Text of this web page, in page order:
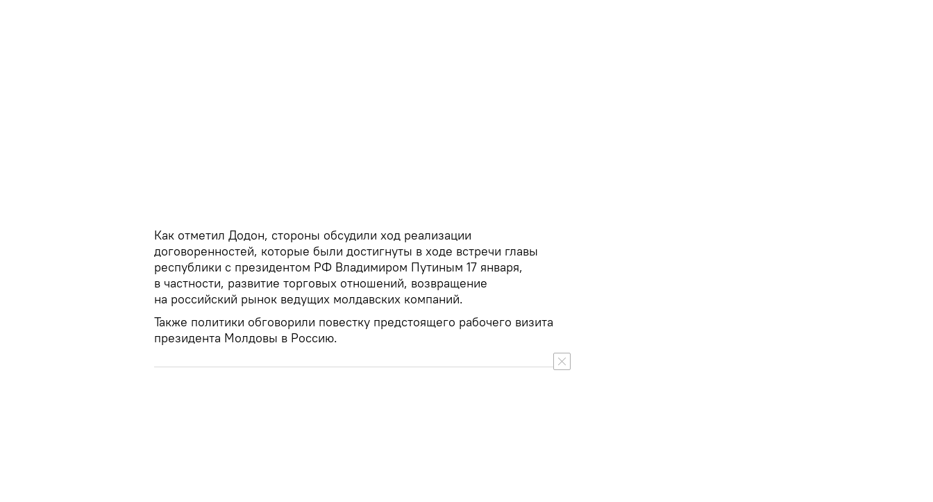
Как отметил Додон, стороны обсудили ход реализации
договоренностей, которые были достигнуты в ходе встречи главы
республики с президентом РФ Владимиром Путиным 17 января,
в частности, развитие торговых отношений, возвращение
на российский рынок ведущих молдавских компаний.
Также политики обговорили повестку предстоящего рабочего визита
президента Молдовы в Россию.